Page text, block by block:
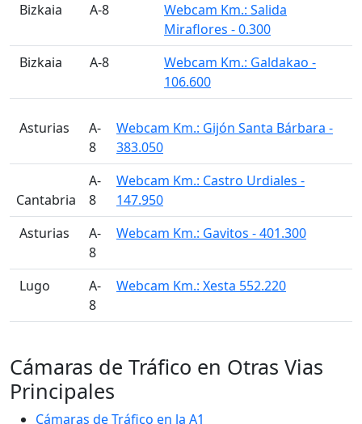
󠁭󠁶󠁳󠁣󠁿 Bizkaia
A-8
Webcam Km.: Salida
Miraflores - 0.300
󠁭󠁶󠁳󠁣󠁿 Bizkaia
A-8
Webcam Km.: Galdakao -
106.600
󠁭󠁶󠁳󠁣󠁿 Asturias
A-
8
Webcam Km.: Gijón Santa Bárbara -
383.050
Cantabria
A-
8
Webcam Km.: Castro Urdiales -
147.950
󠁭󠁶󠁳󠁣󠁿 Asturias
A-
8
Webcam Km.: Gavitos - 401.300
󠁭󠁶󠁳󠁣󠁿 Lugo
A-
8
Webcam Km.: Xesta 552.220
Cámaras de Tráfico en Otras Vias
Principales
Cámaras de Tráfico en la A1